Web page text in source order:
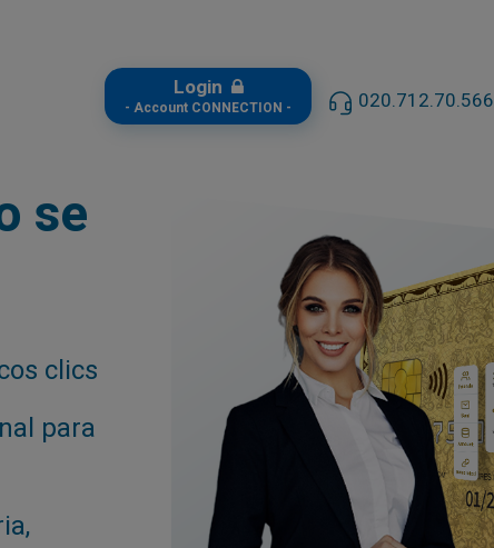
Login
- Account CONNECTION - 020.712.70.566
se
clics
para